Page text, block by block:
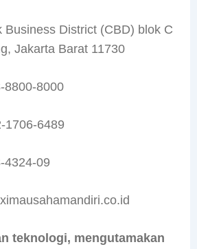
District (CBD) blok C
Jakarta Barat 11730
8800-8000
1706-6489
09
teknologi, mengutamakan